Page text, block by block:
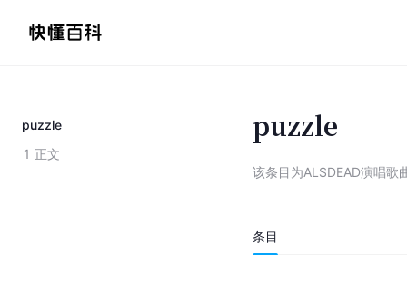
puzzle
1 正文
puzzle
该条目为ALSDEAD演唱歌
条目